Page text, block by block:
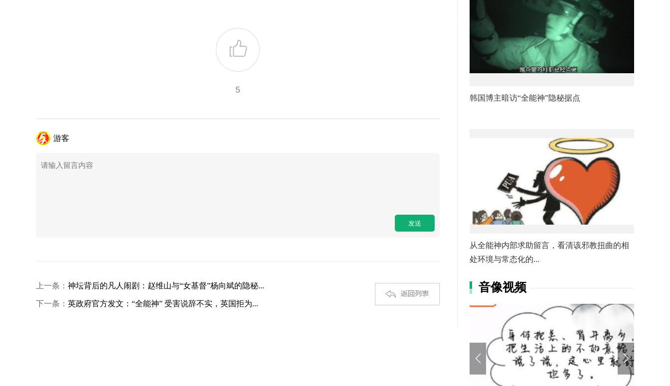
5
游客
上一条： 神坛背后的凡人闹剧：赵维山与“女基督”杨向斌的隐秘...
下一条： 英政府官方发文：“全能神” 受害说辞不实，英国拒为...
韩国博主暗访“全能神”隐秘据点
从全能神内部求助留言，看清该邪教扭曲的相
处环境与常态化的...
音像视频